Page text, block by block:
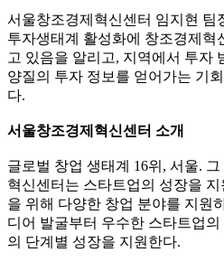
서울창조경제혁신센터 임지현 팀
투자생태계 활성화에 창조경제혁
고 있음을 알리고, 지역에서 투자
양질의 투자 정보를 얻어가는 기
다.
서울창조경제혁신센터 소개
글로벌 창업 생태계 16위, 서울.
혁신센터는 스타트업의 성장을
을 위해 다양한 창업 분야를 지원
디어 발굴부터 우수한 스타트업
의 단계별 성장을 지원한다.